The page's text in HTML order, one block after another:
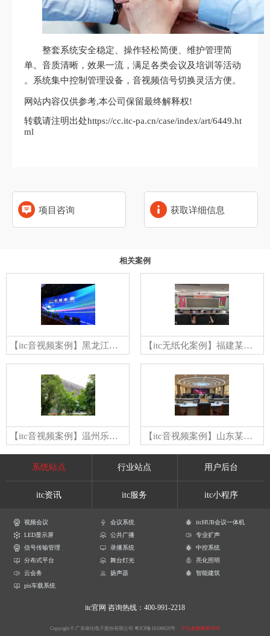
整套系统安全稳定、操作轻松简便、维护管理简
单。音质清晰，效果一流，满足各类会议及培训等活动
。系统集中控制管理设备，音视频信号切换灵活方便。
网站内容仅供参考,本公司保留最终解释权!
转载请注明出处https://cc.itc-pa.cn/case/index/art/6449.ht
ml
项目咨询 获取详细信息
相关案例
【itc音视频案例】黑龙江省某学院路演大厅 【itc无纸化案例】福建某公安局
【itc音视频案例】温州乐清博物馆 【itc音视频案例】山东某公安局指挥中心
系统站点 行业站点 用户后台
itc资讯 itc服务 itc小程序
视频会议 会议系统
itcHUB会议一体机
LED显示屏
公共广播
专业扩声
信号传输管理
录播系统
中控系统
分布式平台
舞台灯光
亮化照明
云会务
扬声器
智能建筑
pis车载系统
itc官网 咨询热线：400-991-2218
Copyright © 广东保伦电子股份有限公司 粤ICP备16106620号 产品参数解释声明